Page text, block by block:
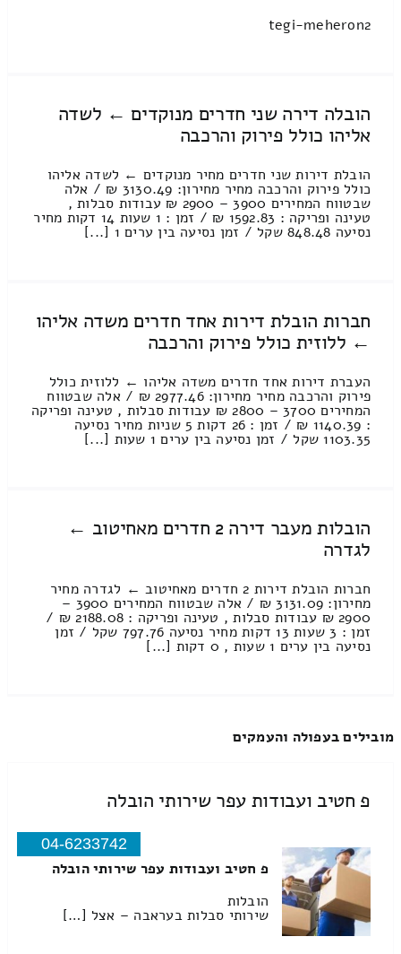
tegi-meheron2
הובלה דירה שני חדרים מנוקדים ← לשדה
אליהו כולל פירוק והרכבה
הובלת דירות שני חדרים מחיר מנוקדים ← לשדה אליהו
כולל פירוק והרכבה מחיר מחירון: 3130.49 ₪ / אלה
שבטווח המחירים 3900 – 2900 ₪ עבודות סבלות ,
טעינה ופריקה : 1592.83 ₪ / זמן : 1 שעות 14 דקות מחיר
נסיעה 848.48 שקל / זמן נסיעה בין ערים 1 [...]
חברות הובלת דירות אחד חדרים משדה אליהו
← ללוזית כולל פירוק והרכבה
העברת דירות אחד חדרים משדה אליהו ← ללוזית כולל
פירוק והרכבה מחיר מחירון: 2977.46 ₪ / אלה שבטווח
המחירים 3700 – 2800 ₪ עבודות סבלות , טעינה ופריקה
: 1140.39 ₪ / זמן : 26 דקות 5 שניות מחיר נסיעה
1103.35 שקל / זמן נסיעה בין ערים 1 שעות [...]
הובלות מעבר דירה 2 חדרים מאחיטוב ←
לגדרה
חברות הובלת דירות 2 חדרים מאחיטוב ← לגדרה מחיר
מחירון: 3131.09 ₪ / אלה שבטווח המחירים 3900 –
2900 ₪ עבודות סבלות , טעינה ופריקה : 2188.08 ₪ /
זמן : 3 שעות 13 דקות מחיר נסיעה 797.76 שקל / זמן
נסיעה בין ערים 1 שעות , 0 דקות [...]
מובילים בעפולה והעמקים
פ חטיב ועבודות עפר שירותי הובלה
04-6233742
פ חטיב ועבודות עפר שירותי הובלה
הובלות
שירותי סבלות בעראבה – אצל […]